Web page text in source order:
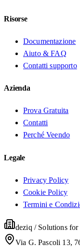
Risorse
Documentazione
Aiuto & FAQ
Contatti supporto
Azienda
Prova Gratuita
Contatti
Perché Veendo
Legale
Privacy Policy
Cookie Policy
Termini e
deziq / Solutions
Via G. Pascoli 13,